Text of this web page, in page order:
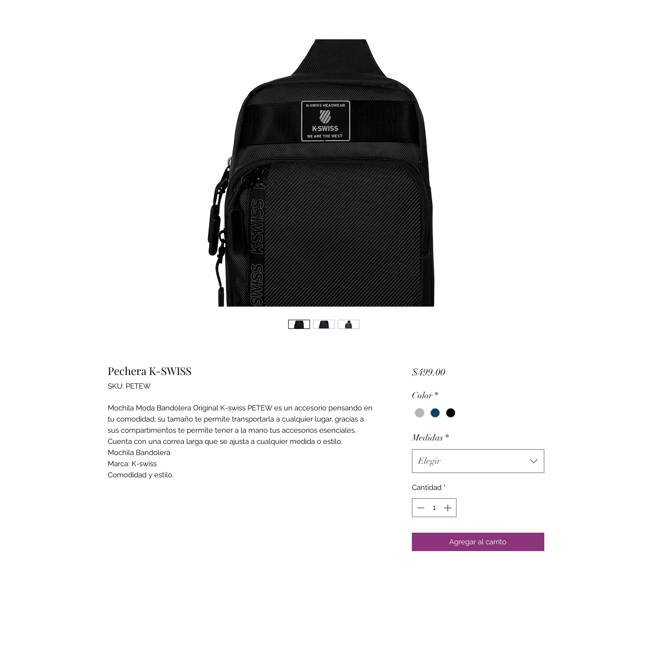
Pechera K-SWISS
SKU: PETEW
Mochila Moda Bandolera Original K-swiss PETEW es un accesorio pensando en
tu comodidad; su tamaño te permite transportarla a cualquier lugar, gracias a
sus compartimentos te permite tener a la mano tus accesorios esenciales.
Cuenta con una correa larga que se ajusta a cualquier medida o estilo.
Mochila Bandolera
Marca: K-swiss
Comodidad y estilo.
$499.00Precio
Color *
Medidas *
Elegir
Cantidad *
Agregar al carrito